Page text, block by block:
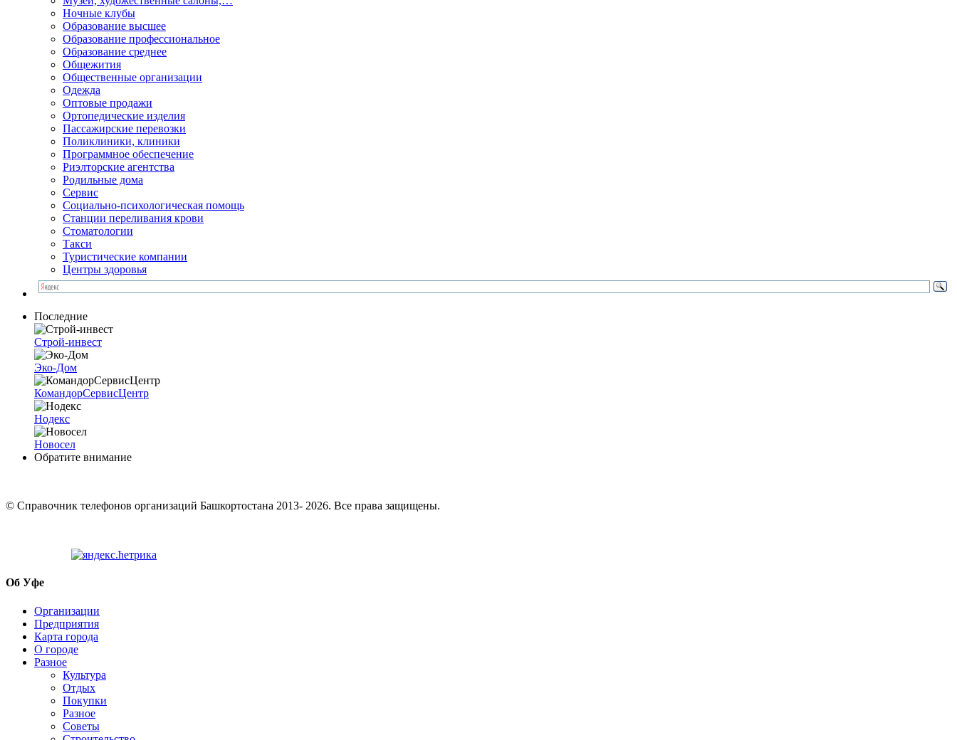
Ночные клубы
Образование высшее
Образование профессиональное
Образование среднее
Общежития
Общественные организации
Одежда
Оптовые продажи
Ортопедические изделия
Пассажирские перевозки
Поликлиники, клиники
Программное обеспечение
Риэлторские агентства
Родильные дома
Сервис
Социально-психологическая помощь
Станции переливания крови
Стоматологии
Такси
Туристические компании
Центры здоровья
Последние
Строй-инвест
Эко-Дом
КомандорСервисЦентр
Нодекс
Новосел
Обратите внимание
© Cправочник телефонов организаций Башкортостана 2013- 2026. Все права защищены.
Об Уфе
Организации
Предприятия
Карта города
О городе
Разное
Культура
Отдых
Покупки
Разное
Советы